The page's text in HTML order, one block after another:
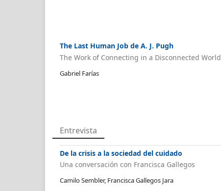
The Last Human Job de A. J. Pugh
The Work of Connecting in a Disconnected World
Gabriel Farías
Entrevista
De la crisis a la sociedad del cuidado
Una conversación con Francisca Gallegos
Camilo Sembler, Francisca Gallegos Jara